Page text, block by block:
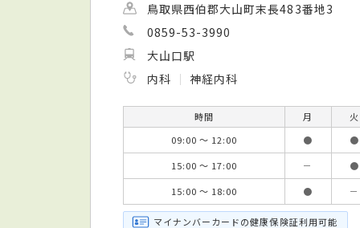
鳥取県西伯郡大山町末長483番地3
0859-53-3990
大山口駅
内科
神経内科
時間 月 火
09:00 ～ 12:00
● ●
15:00 ～ 17:00
－ ●
15:00 ～ 18:00
● －
マイナンバーカードの健康保険証利用可能